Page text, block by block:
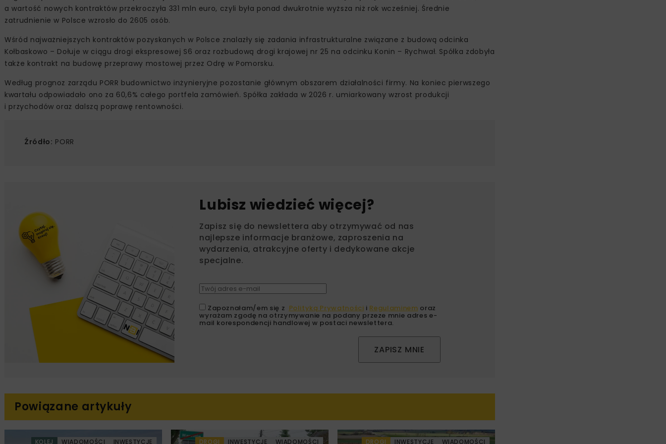
a wartość nowych kontraktów przekroczyła 331 mln euro, czyli była ponad dwukrotnie wyższa niż rok wcześniej. Średnie
zatrudnienie w Polsce wzrosło do 2605 osób.
Wśród najważniejszych kontraktów pozyskanych w Polsce znalazły się zadania infrastrukturalne związane z budową odcinka
Kołbaskowo – Dołuje w ciągu drogi ekspresowej S6 oraz rozbudową drogi krajowej nr 25 na odcinku Konin – Rychwał. Spółka zdobyła
także kontrakt na budowę przeprawy mostowej przez Odrę w Pomorsku.
Według prognoz zarządu PORR budownictwo inżynieryjne pozostanie głównym obszarem działalności firmy. Na koniec pierwszego
kwartału odpowiadało ono za 60,6% całego portfela zamówień. Spółka zakłada w 2026 r. umiarkowany wzrost produkcji
i przychodów oraz dalszą poprawę rentowności.
Źródło: PORR
Lubisz wiedzieć więcej?
Zapisz się do newslettera aby otrzymywać od nas
najlepsze informacje branżowe, zaproszenia na
wydarzenia, atrakcyjne oferty i dedykowane akcje
specjalne.
Zapoznałam/em się z Polityką Prywatności i Regulaminem oraz
wyrażam zgodę na otrzymywanie na podany przeze mnie adres e-
mail korespondencji handlowej w postaci newslettera.
ZAPISZ MNIE
Powiązane artykuły
KOLEJ WIADOMOŚCI INWESTYCJE DROGI INWESTYCJE WIADOMOŚCI DROGI INWESTYCJE WIADOMOŚCI